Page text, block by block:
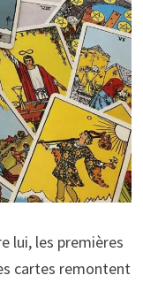
lui, les premières
cartes remontent